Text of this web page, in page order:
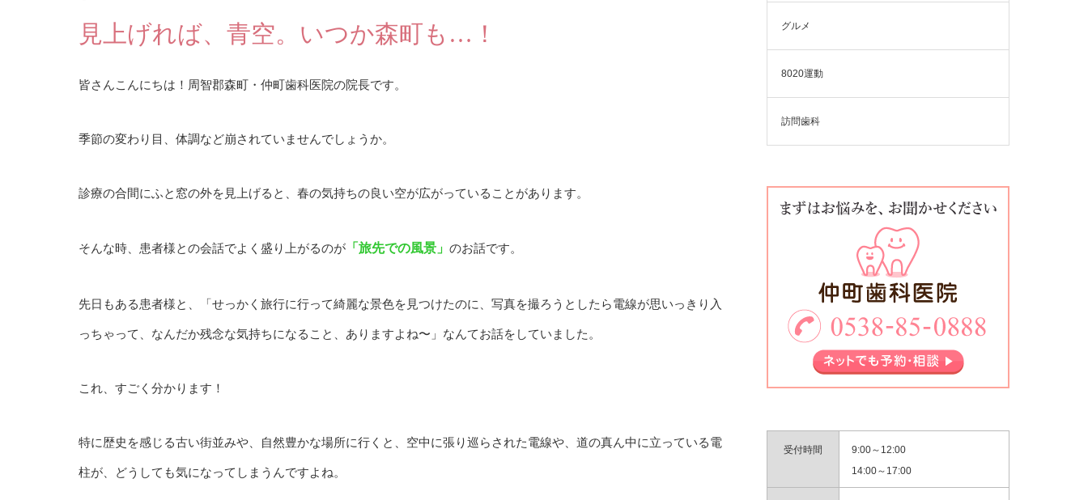
⾒上げれば、⻘空。いつか森町も…！
皆さんこんにちは！周智郡森町・仲町⻭科医院の院⻑です。
季節の変わり⽬、体調など崩されていませんでしょうか。
診療の合間にふと窓の外を⾒上げると、春の気持ちの良い空が広がっていることがあります。
そんな時、患者様との会話でよく盛り上がるのが 「旅先での⾵景」 のお話です。
先⽇もある患者様と、「せっかく旅⾏に⾏って綺麗な景⾊を⾒つけたのに、写真を撮ろうとしたら電線が思いっきり⼊
っちゃって、なんだか残念な気持ちになること、ありますよね〜」なんてお話をしていました。
これ、すごく分かります！
特に歴史を感じる古い街並みや、⾃然豊かな場所に⾏くと、空中に張り巡らされた電線や、道の真ん中に⽴っている電
柱が、どうしても気になってしまうんですよね。
グルメ
8020運動
訪問歯科
受付時間
9:00～12:00
14:00～17:00